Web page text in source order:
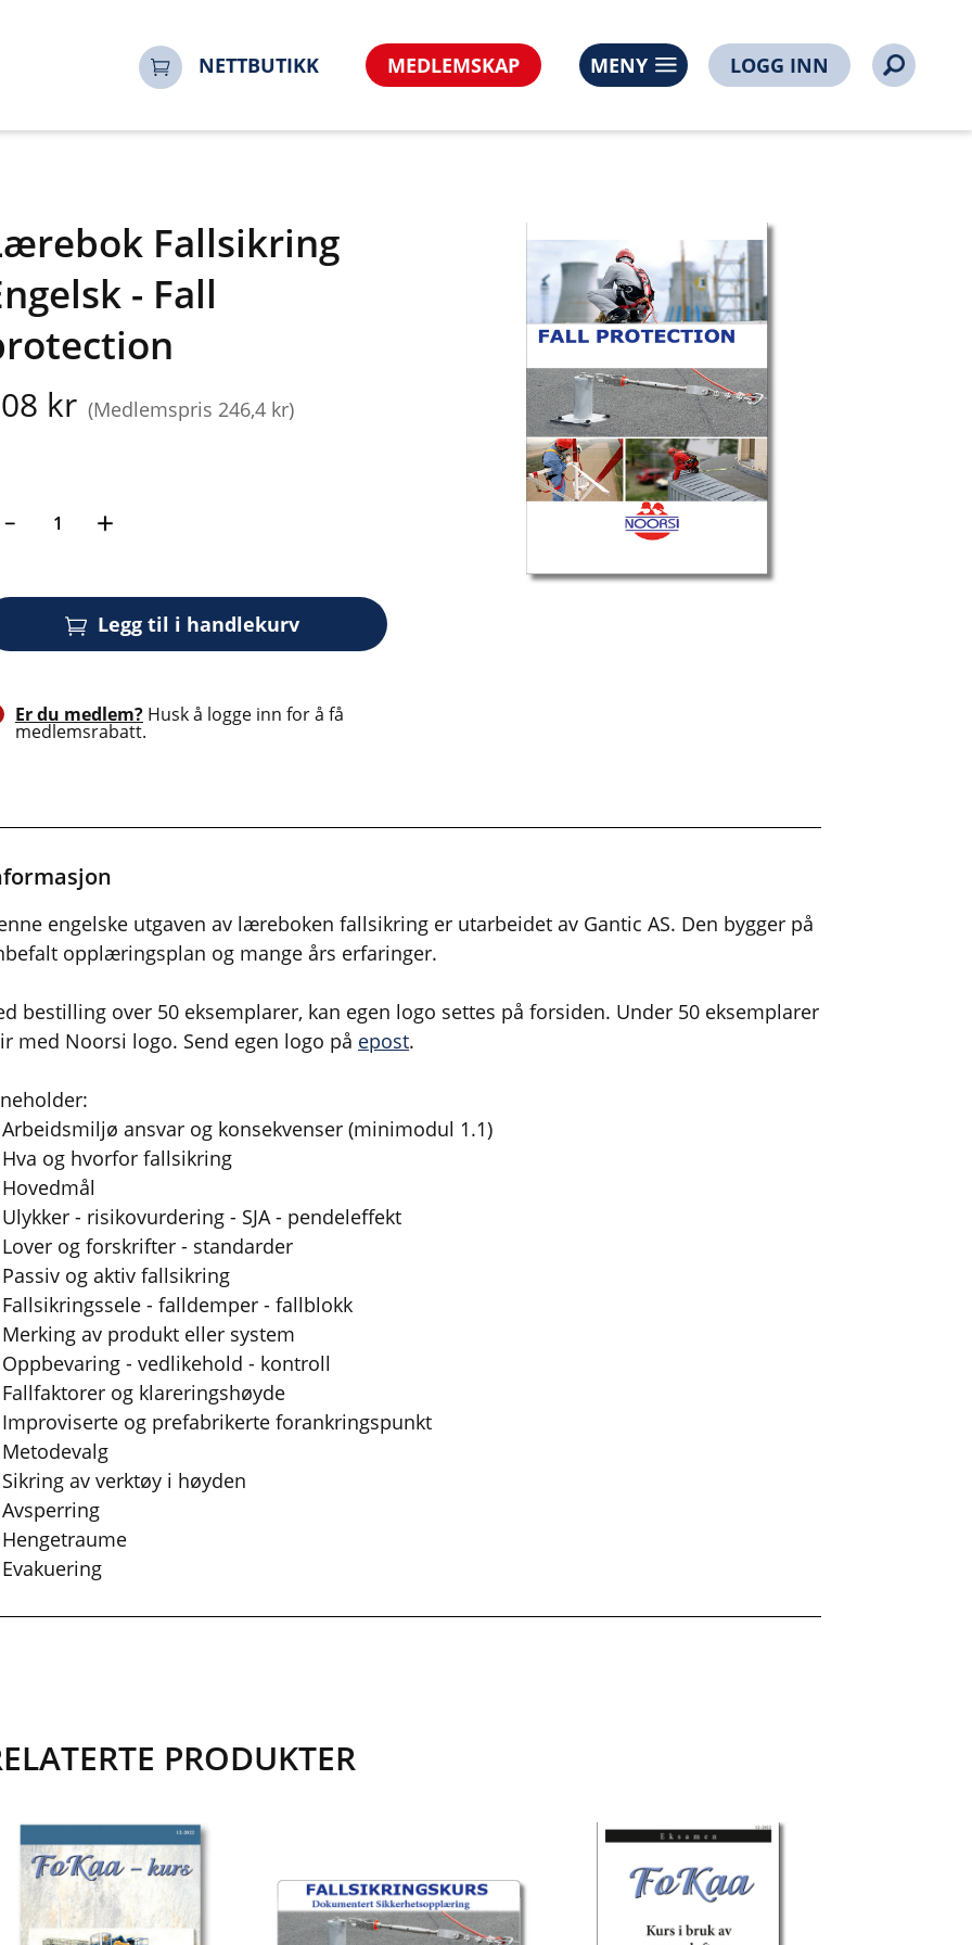
NETTBUTIKK MEDLEMSKAP MENY LOGG INN
Fallsikring
- Fall
kr (Medlemspris 246,4 kr)
Legg til i handlekurv
Er du medlem? Husk å logge inn for å få
medlemsrabatt.
engelske utgaven av læreboken fallsikring er utarbeidet av Gantic AS. Den bygger på
opplæringsplan og mange års erfaringer.
bestilling over 50 eksemplarer, kan egen logo settes på forsiden. Under 50 eksemplarer
med Noorsi logo. Send egen logo på epost.
Arbeidsmiljø ansvar og konsekvenser (minimodul 1.1)
Hva og hvorfor fallsikring
Hovedmål
Ulykker - risikovurdering - SJA - pendeleffekt
Lover og forskrifter - standarder
Passiv og aktiv fallsikring
Fallsikringssele - falldemper - fallblokk
Merking av produkt eller system
Oppbevaring - vedlikehold - kontroll
Fallfaktorer og klareringshøyde
Improviserte og prefabrikerte forankringspunkt
Metodevalg
Sikring av verktøy i høyden
Avsperring
Hengetraume
Evakuering
PRODUKTER